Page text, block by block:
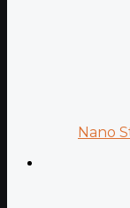
Nano